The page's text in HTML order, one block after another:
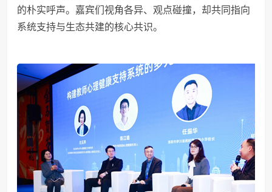
的朴实呼声。嘉宾们视角各异、观点碰撞，却共同指向
系统支持与生态共建的核心共识。